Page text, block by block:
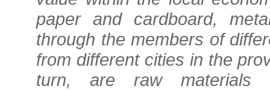
paper and cardboard,
through the members of
from different cities in the
turn, are raw materials